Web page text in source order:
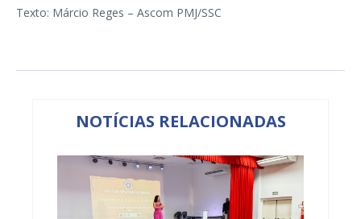
Texto: Márcio Reges – Ascom PMJ/SSC
NOTÍCIAS RELACIONADAS